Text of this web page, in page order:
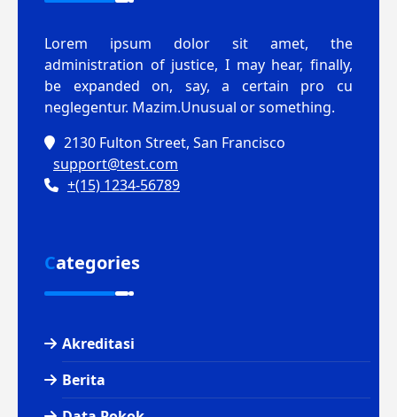
Lorem ipsum dolor sit amet, the
administration of justice, I may hear, finally,
be expanded on, say, a certain pro cu
neglegentur. Mazim.Unusual or something.
2130 Fulton Street, San Francisco
support@test.com
+(15) 1234-56789
Categories
Akreditasi
Berita